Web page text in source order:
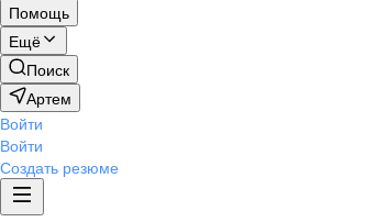
Помощь
Ещё
Поиск
Артем
Войти
Войти
Создать резюме